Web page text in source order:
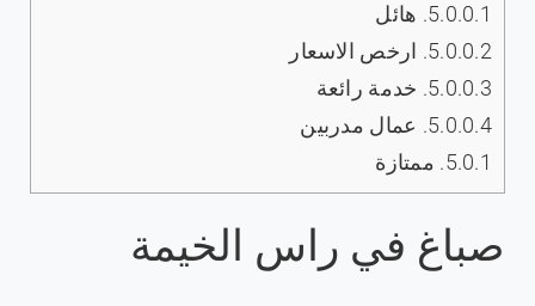
5.0.0.1. هائل
5.0.0.2. ارخص الاسعار
5.0.0.3. خدمة رائعة
5.0.0.4. عمال مدربين
5.0.1. ممتازة
صباغ في راس الخيمة